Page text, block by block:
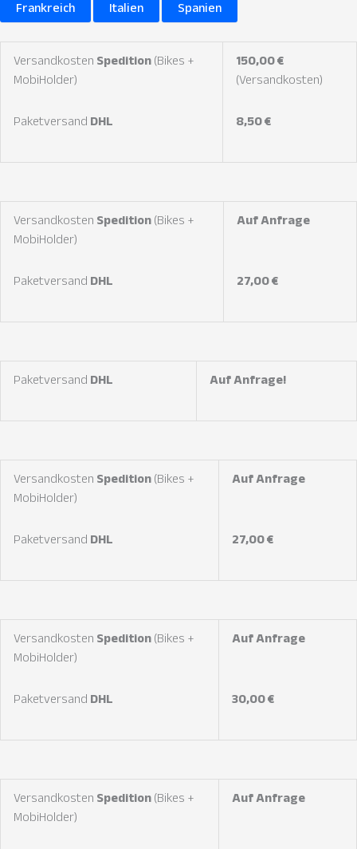
Frankreich Italien Spanien
Versandkosten Spedition (Bikes +
MobiHolder)
Paketversand DHL
150,00 €
(Versandkosten)
8,50 €
Versandkosten Spedition (Bikes +
MobiHolder)
Paketversand DHL
Auf Anfrage
27,00 €
Paketversand DHL Auf Anfrage!
Versandkosten Spedition (Bikes +
MobiHolder)
Paketversand DHL
Auf Anfrage
27,00 €
Versandkosten Spedition (Bikes +
MobiHolder)
Paketversand DHL
Auf Anfrage
30,00 €
Versandkosten Spedition (Bikes +
MobiHolder)
Auf Anfrage